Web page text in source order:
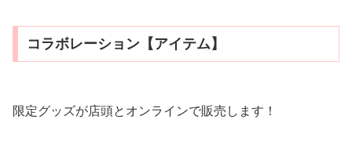
コラボレーション【アイテム】
限定グッズが店頭とオンラインで販売します！